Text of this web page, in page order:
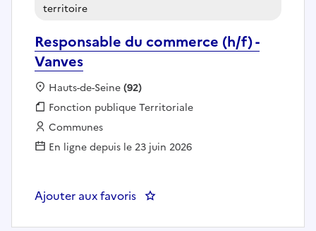
Responsable du commerce (h/f) -
Vanves
territoire
Localisation :
Hauts-de-Seine(92)
Fonction publique :
Fonction publique Territoriale
Employeur :
Communes
En ligne depuis le 23 juin 2026
Ajouter aux favoris : Responsable du commerce (h/